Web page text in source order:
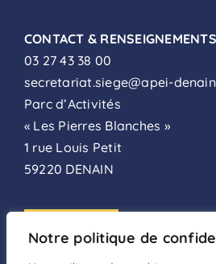
Notre politique de
CONTACT & RENSEIGNEMENTS
03 27 43 38 00
secretariat.siege@apei-
Parc d’Activités
« Les Pierres Blanches »
1 rue Louis Petit
59220 DENAIN